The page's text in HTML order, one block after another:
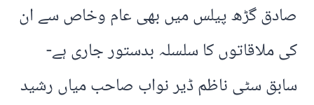
صادق گڑھ پیلس میں بھی عام وخاص سے ان
کی ملاقاتوں کا سلسلہ بدستور جاری ہے-
سابق سٹی ناظم ڈیر نواب صاحب میاں رشید